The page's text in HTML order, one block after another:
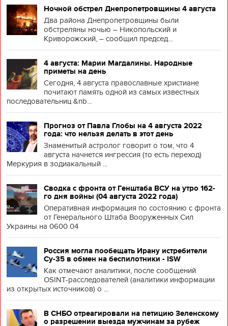
Ночной обстрел Днепропетровщины 4 августа
Два района Днепропетровщины были
обстреляны ночью – Никопольский и
Криворожский, – сообщил председ...
4 августа: Марии Магдалины. Народные
приметы на день
Сегодня, 4 августа православные христиане
почитают память одной из самых известных
последовательниц &nb...
Прогноз от Павла Глобы на 4 августа 2022
года: что нельзя делать в этот день
Знаменитый астролог говорит о том, что 4
августа начнется ингрессия (то есть переход)
Меркурия в зодиакальный ...
Сводка с фронта от Генштаба ВСУ на утро 162-
го дня войны (04 августа 2022 года)
Оперативная информация по состоянию с фронта
от Генерального Штаба Вооруженных Сил
Украины на 0600 04
Россия могла пообещать Ирану истребители
Су-35 в обмен на беспилотники - ISW
Как отмечают аналитики, после сообщений
OSINT-расследователей (аналитики информации
из открытых источников) о ...
В СНБО отреагировали на петицию Зеленскому
о разрешении выезда мужчинам за рубеж